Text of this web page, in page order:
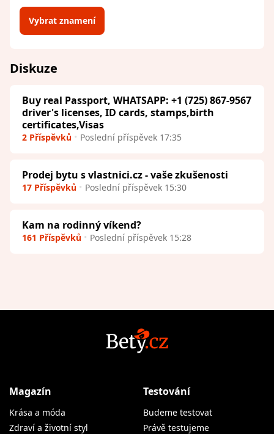
Vybrat znamení
Diskuze
Buy real Passport, WHATSAPP: +1 (725) 867-9567
driver's licenses, ID cards, stamps,birth
certificates,Visas
2 Příspěvků Poslední příspěvek 17:35
Prodej bytu s vlastnici.cz - vaše zkušenosti
17 Příspěvků Poslední příspěvek 15:30
Kam na rodinný víkend?
161 Příspěvků Poslední příspěvek 15:28
Magazín
Krása a móda
Zdraví a životní styl
Testování
Budeme testovat
Právě testujeme